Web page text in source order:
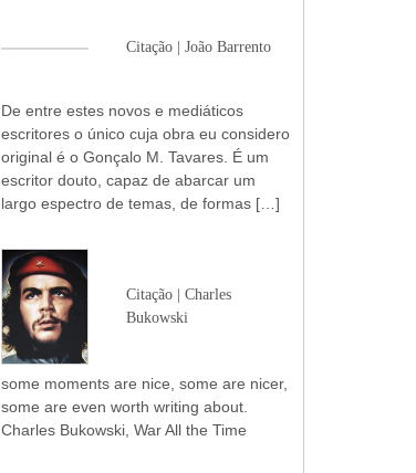
Citação | João Barrento
De entre estes novos e mediáticos
escritores o único cuja obra eu considero
original é o Gonçalo M. Tavares. É um
escritor douto, capaz de abarcar um
largo espectro de temas, de formas […]
Citação | Charles
Bukowski
some moments are nice, some are nicer,
some are even worth writing about.
Charles Bukowski, War All the Time